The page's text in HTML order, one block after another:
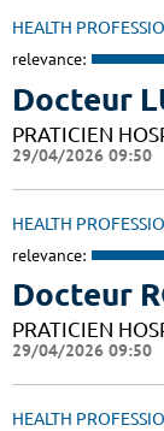
HEALTH
relevance:
Docteur
PRATICIEN
29/04/2026 09:50
HEALTH
relevance:
Docteur
PRATICIEN
29/04/2026 09:50
HEALTH